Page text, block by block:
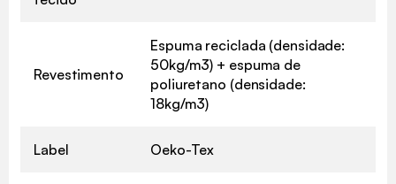
Revestimento
Espuma reciclada (densidade:
50kg/m3) + espuma de
poliuretano (densidade:
18kg/m3)
Label Oeko-Tex